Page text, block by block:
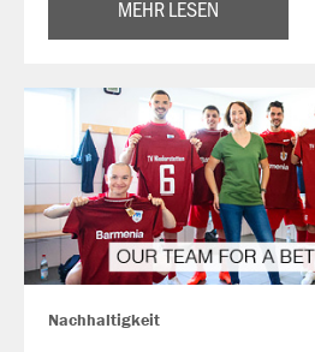
MEHR LESEN
Nachhaltigkeit